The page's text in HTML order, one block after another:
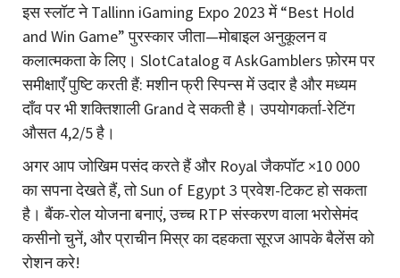
इस स्लॉट ने Tallinn iGaming Expo 2023 में “Best Hold
and Win Game” पुरस्कार जीता—मोबाइल अनुकूलन व
कलात्मकता के लिए। SlotCatalog व AskGamblers फ़ोरम पर
समीक्षाएँ पुष्टि करती हैं: मशीन फ्री स्पिन्स में उदार है और मध्यम
दाँव पर भी शक्तिशाली Grand दे सकती है। उपयोगकर्ता-रेटिंग
औसत 4,2/5 है।
अगर आप जोखिम पसंद करते हैं और Royal जैकपॉट ×10 000
का सपना देखते हैं, तो Sun of Egypt 3 प्रवेश-टिकट हो सकता
है। बैंक-रोल योजना बनाएं, उच्च RTP संस्करण वाला भरोसेमंद
कसीनो चुनें, और प्राचीन मिस्र का दहकता सूरज आपके बैलेंस को
रोशन करे!